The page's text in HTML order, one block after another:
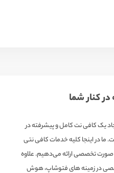
کنار شما
۱۴۰۱ با هدف ایجاد یک کافی نت کامل و پیشرفته در
ما در اینجا کلیه خدمات کافی نتی
صورت تخصصی ارائه می‌دهیم. علاوه
در زمینه های فتوشاپ، هوش